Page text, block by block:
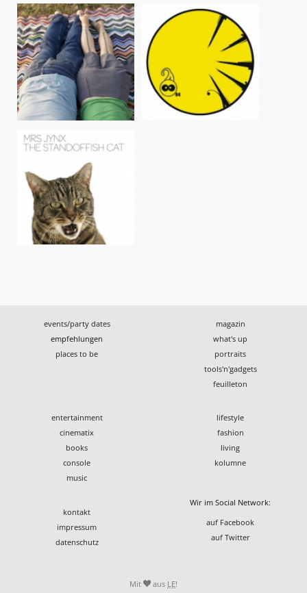
events/party dates
empfehlungen
places to be
magazin
what's up
portraits
tools'n'gadgets
feuilleton
entertainment
cinematix
books
console
music
lifestyle
fashion
living
kolumne
kontakt
impressum
datenschutz
Wir im Social Network:
auf Facebook
auf Twitter
Mit aus LE!